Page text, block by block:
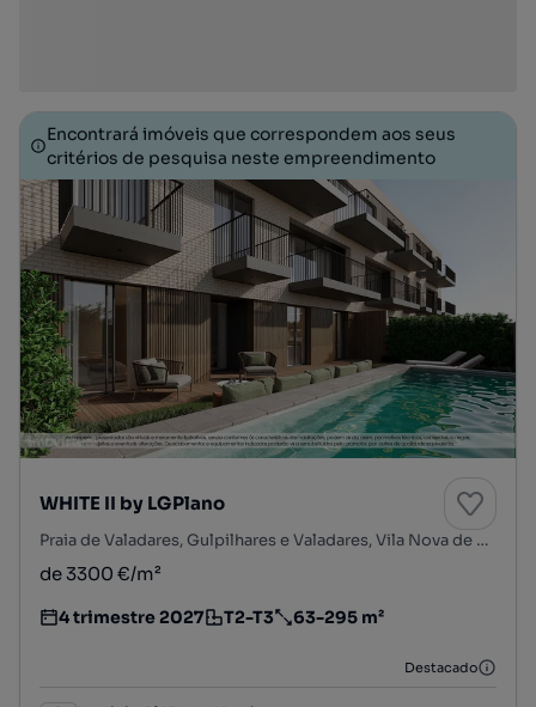
Encontrará imóveis que correspondem aos seus
critérios de pesquisa neste empreendimento
WHITE II by LGPlano
Praia de Valadares, Gulpilhares e Valadares, Vila Nova de Gaia, Porto
de 3300 €/m²
Estimativa da entrega do empreendimento imobiliário
4 trimestre 2027
Tipologia T2-T3
Preço por metro quadrado 63-295 m²
Destacado